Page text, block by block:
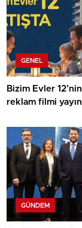
GENEL
Bizim Evler
reklam filmi
GÜNDEM